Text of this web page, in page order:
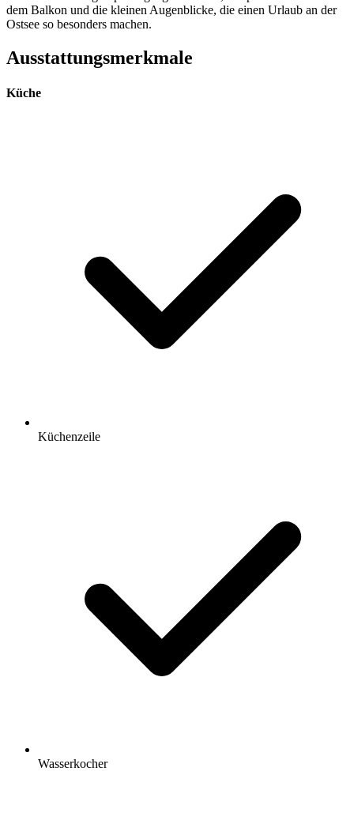
dem Balkon und die kleinen Augenblicke, die einen Urlaub an der
Ostsee so besonders machen.
Ausstattungsmerkmale
Küche
Küchenzeile
Wasserkocher